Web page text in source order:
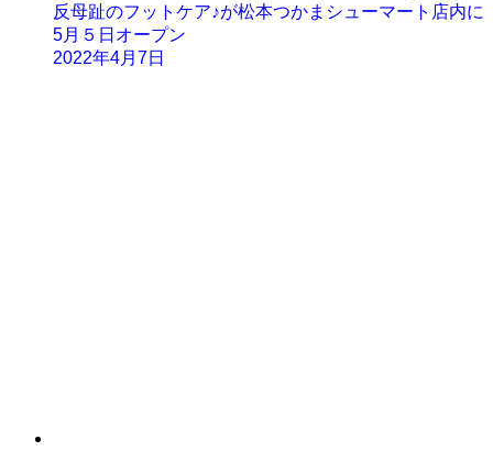
反母趾のフットケア♪が松本つかまシューマート店内に
5月５日オープン
2022年4月7日